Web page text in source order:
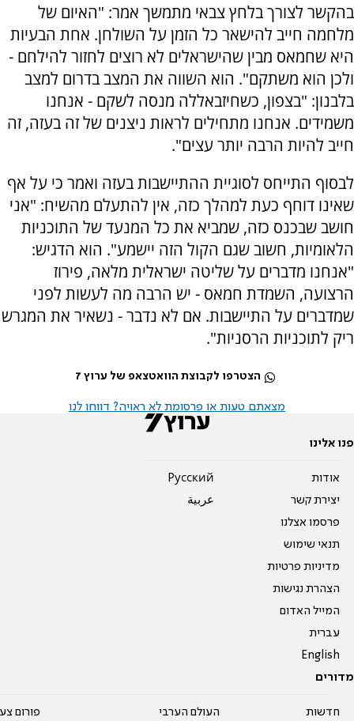
בהקשר לצורך בלחץ צבאי מתמשך אמר: "האיום של
מלחמה חייב להישאר כל הזמן על השולחן. אחת הבעיות
היא שחמאס מבין שהישראלים לא רוצים לחזור להילחם -
ולכן הוא משתקם". הוא השווה את המצב בדרום למצב
בלבנון: "בצפון, כשחיזבאללה מנסה לשקם - אנחנו
משמידים. אנחנו מתחילים לראות ניצנים של זה בעזה, זה
חייב להיות הרבה יותר עצים".
לבסוף התייחס לסוגיית ההתיישבות בעזה ואמר כי על אף
שאינו דוחף כעת למהלך כזה, אין להתעלם מהשיח: "אני
חושב שבכנס כזה, שמביא את כל המנעד של התוכניות
הלאומיות, חשוב שגם הקול הזה יישמע". הוא הדגיש:
"אנחנו מדברים על שליטה ישראלית מלאה, פירוז
הרצועה, השמדת חמאס - יש הרבה מה לעשות לפני
שמדברים על התיישבות. אם לא נדבר - נשאיר את המגרש
ריק לתוכניות הרסניות".
הצטרפו לקבוצת הוואטצאפ של ערוץ 7
מצאתם טעות או פרסומת לא ראויה? דווחו לנו
פנו אלינו
אודות
יצירת קשר
פרסמו אצלנו
תנאי שימוש
מדיניות פרטיות
הצהרת נגישות
המייל האדום
עברית
English
Pусский
عربية
מדורים
חדשות העולם הערבי פורום